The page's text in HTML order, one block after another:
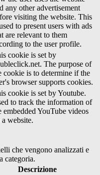
any other advertisement
visiting the website. This
to present users with ads
are relevant to them
to the user profile.
cookie is set by
The purpose of
cookie is to determine if the
browser supports cookies.
cookie is set by Youtube.
to track the information of
embedded YouTube videos
a website.
che vengono analizzati e
categoria.
Descrizione